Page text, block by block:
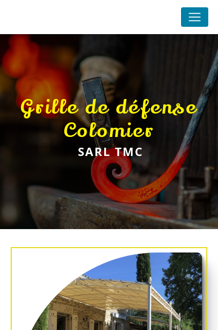
grille de défense
Colomier
SARL TMC